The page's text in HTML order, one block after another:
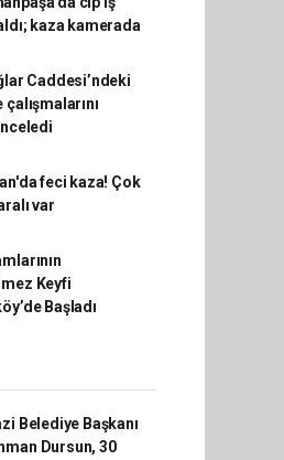
kaza kamerada
Caddesi’ndeki
feci kaza! Çok
var
Keyfi
Başladı
Belediye Başkanı
Dursun, 30